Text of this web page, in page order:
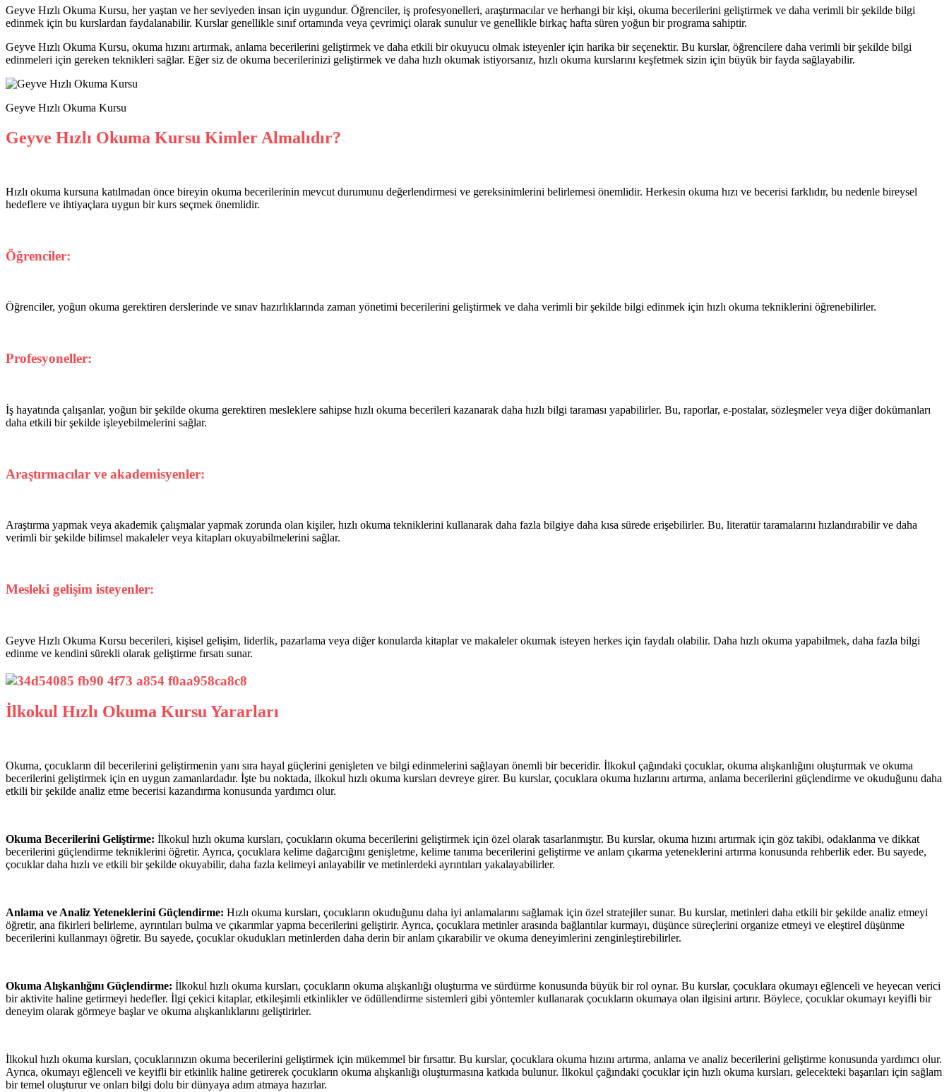
Geyve Hızlı Okuma Kursu, her yaştan ve her seviyeden insan için uygundur. Öğrenciler, iş profesyonelleri, araştırmacılar ve herhangi bir kişi, okuma becerilerini geliştirmek ve daha verimli bir şekilde bilgi
edinmek için bu kurslardan faydalanabilir. Kurslar genellikle sınıf ortamında veya çevrimiçi olarak sunulur ve genellikle birkaç hafta süren yoğun bir programa sahiptir.
Geyve Hızlı Okuma Kursu, okuma hızını artırmak, anlama becerilerini geliştirmek ve daha etkili bir okuyucu olmak isteyenler için harika bir seçenektir. Bu kurslar, öğrencilere daha verimli bir şekilde bilgi
edinmeleri için gereken teknikleri sağlar. Eğer siz de okuma becerilerinizi geliştirmek ve daha hızlı okumak istiyorsanız, hızlı okuma kurslarını keşfetmek sizin için büyük bir fayda sağlayabilir.
Geyve Hızlı Okuma Kursu
Geyve Hızlı Okuma Kursu Kimler Almalıdır?
Hızlı okuma kursuna katılmadan önce bireyin okuma becerilerinin mevcut durumunu değerlendirmesi ve gereksinimlerini belirlemesi önemlidir. Herkesin okuma hızı ve becerisi farklıdır, bu nedenle bireysel
hedeflere ve ihtiyaçlara uygun bir kurs seçmek önemlidir.
Öğrenciler:
Öğrenciler, yoğun okuma gerektiren derslerinde ve sınav hazırlıklarında zaman yönetimi becerilerini geliştirmek ve daha verimli bir şekilde bilgi edinmek için hızlı okuma tekniklerini öğrenebilirler.
Profesyoneller:
İş hayatında çalışanlar, yoğun bir şekilde okuma gerektiren mesleklere sahipse hızlı okuma becerileri kazanarak daha hızlı bilgi taraması yapabilirler. Bu, raporlar, e-postalar, sözleşmeler veya diğer dokümanları
daha etkili bir şekilde işleyebilmelerini sağlar.
Araştırmacılar ve akademisyenler:
Araştırma yapmak veya akademik çalışmalar yapmak zorunda olan kişiler, hızlı okuma tekniklerini kullanarak daha fazla bilgiye daha kısa sürede erişebilirler. Bu, literatür taramalarını hızlandırabilir ve daha
verimli bir şekilde bilimsel makaleler veya kitapları okuyabilmelerini sağlar.
Mesleki gelişim isteyenler:
Geyve Hızlı Okuma Kursu becerileri, kişisel gelişim, liderlik, pazarlama veya diğer konularda kitaplar ve makaleler okumak isteyen herkes için faydalı olabilir. Daha hızlı okuma yapabilmek, daha fazla bilgi
edinme ve kendini sürekli olarak geliştirme fırsatı sunar.
İlkokul Hızlı Okuma Kursu Yararları
Okuma, çocukların dil becerilerini geliştirmenin yanı sıra hayal güçlerini genişleten ve bilgi edinmelerini sağlayan önemli bir beceridir. İlkokul çağındaki çocuklar, okuma alışkanlığını oluşturmak ve okuma
becerilerini geliştirmek için en uygun zamanlardadır. İşte bu noktada, ilkokul hızlı okuma kursları devreye girer. Bu kurslar, çocuklara okuma hızlarını artırma, anlama becerilerini güçlendirme ve okuduğunu daha
etkili bir şekilde analiz etme becerisi kazandırma konusunda yardımcı olur.
Okuma Becerilerini Geliştirme: İlkokul hızlı okuma kursları, çocukların okuma becerilerini geliştirmek için özel olarak tasarlanmıştır. Bu kurslar, okuma hızını artırmak için göz takibi, odaklanma ve dikkat
becerilerini güçlendirme tekniklerini öğretir. Ayrıca, çocuklara kelime dağarcığını genişletme, kelime tanıma becerilerini geliştirme ve anlam çıkarma yeteneklerini artırma konusunda rehberlik eder. Bu sayede,
çocuklar daha hızlı ve etkili bir şekilde okuyabilir, daha fazla kelimeyi anlayabilir ve metinlerdeki ayrıntıları yakalayabilirler.
Anlama ve Analiz Yeteneklerini Güçlendirme: Hızlı okuma kursları, çocukların okuduğunu daha iyi anlamalarını sağlamak için özel stratejiler sunar. Bu kurslar, metinleri daha etkili bir şekilde analiz etmeyi
öğretir, ana fikirleri belirleme, ayrıntıları bulma ve çıkarımlar yapma becerilerini geliştirir. Ayrıca, çocuklara metinler arasında bağlantılar kurmayı, düşünce süreçlerini organize etmeyi ve eleştirel düşünme
becerilerini kullanmayı öğretir. Bu sayede, çocuklar okudukları metinlerden daha derin bir anlam çıkarabilir ve okuma deneyimlerini zenginleştirebilirler.
Okuma Alışkanlığını Güçlendirme: İlkokul hızlı okuma kursları, çocukların okuma alışkanlığı oluşturma ve sürdürme konusunda büyük bir rol oynar. Bu kurslar, çocuklara okumayı eğlenceli ve heyecan verici
bir aktivite haline getirmeyi hedefler. İlgi çekici kitaplar, etkileşimli etkinlikler ve ödüllendirme sistemleri gibi yöntemler kullanarak çocukların okumaya olan ilgisini artırır. Böylece, çocuklar okumayı keyifli bir
deneyim olarak görmeye başlar ve okuma alışkanlıklarını geliştirirler.
İlkokul hızlı okuma kursları, çocuklarınızın okuma becerilerini geliştirmek için mükemmel bir fırsattır. Bu kurslar, çocuklara okuma hızını artırma, anlama ve analiz becerilerini geliştirme konusunda yardımcı olur.
Ayrıca, okumayı eğlenceli ve keyifli bir etkinlik haline getirerek çocukların okuma alışkanlığı oluşturmasına katkıda bulunur. İlkokul çağındaki çocuklar için hızlı okuma kursları, gelecekteki başarıları için sağlam
bir temel oluşturur ve onları bilgi dolu bir dünyaya adım atmaya hazırlar.